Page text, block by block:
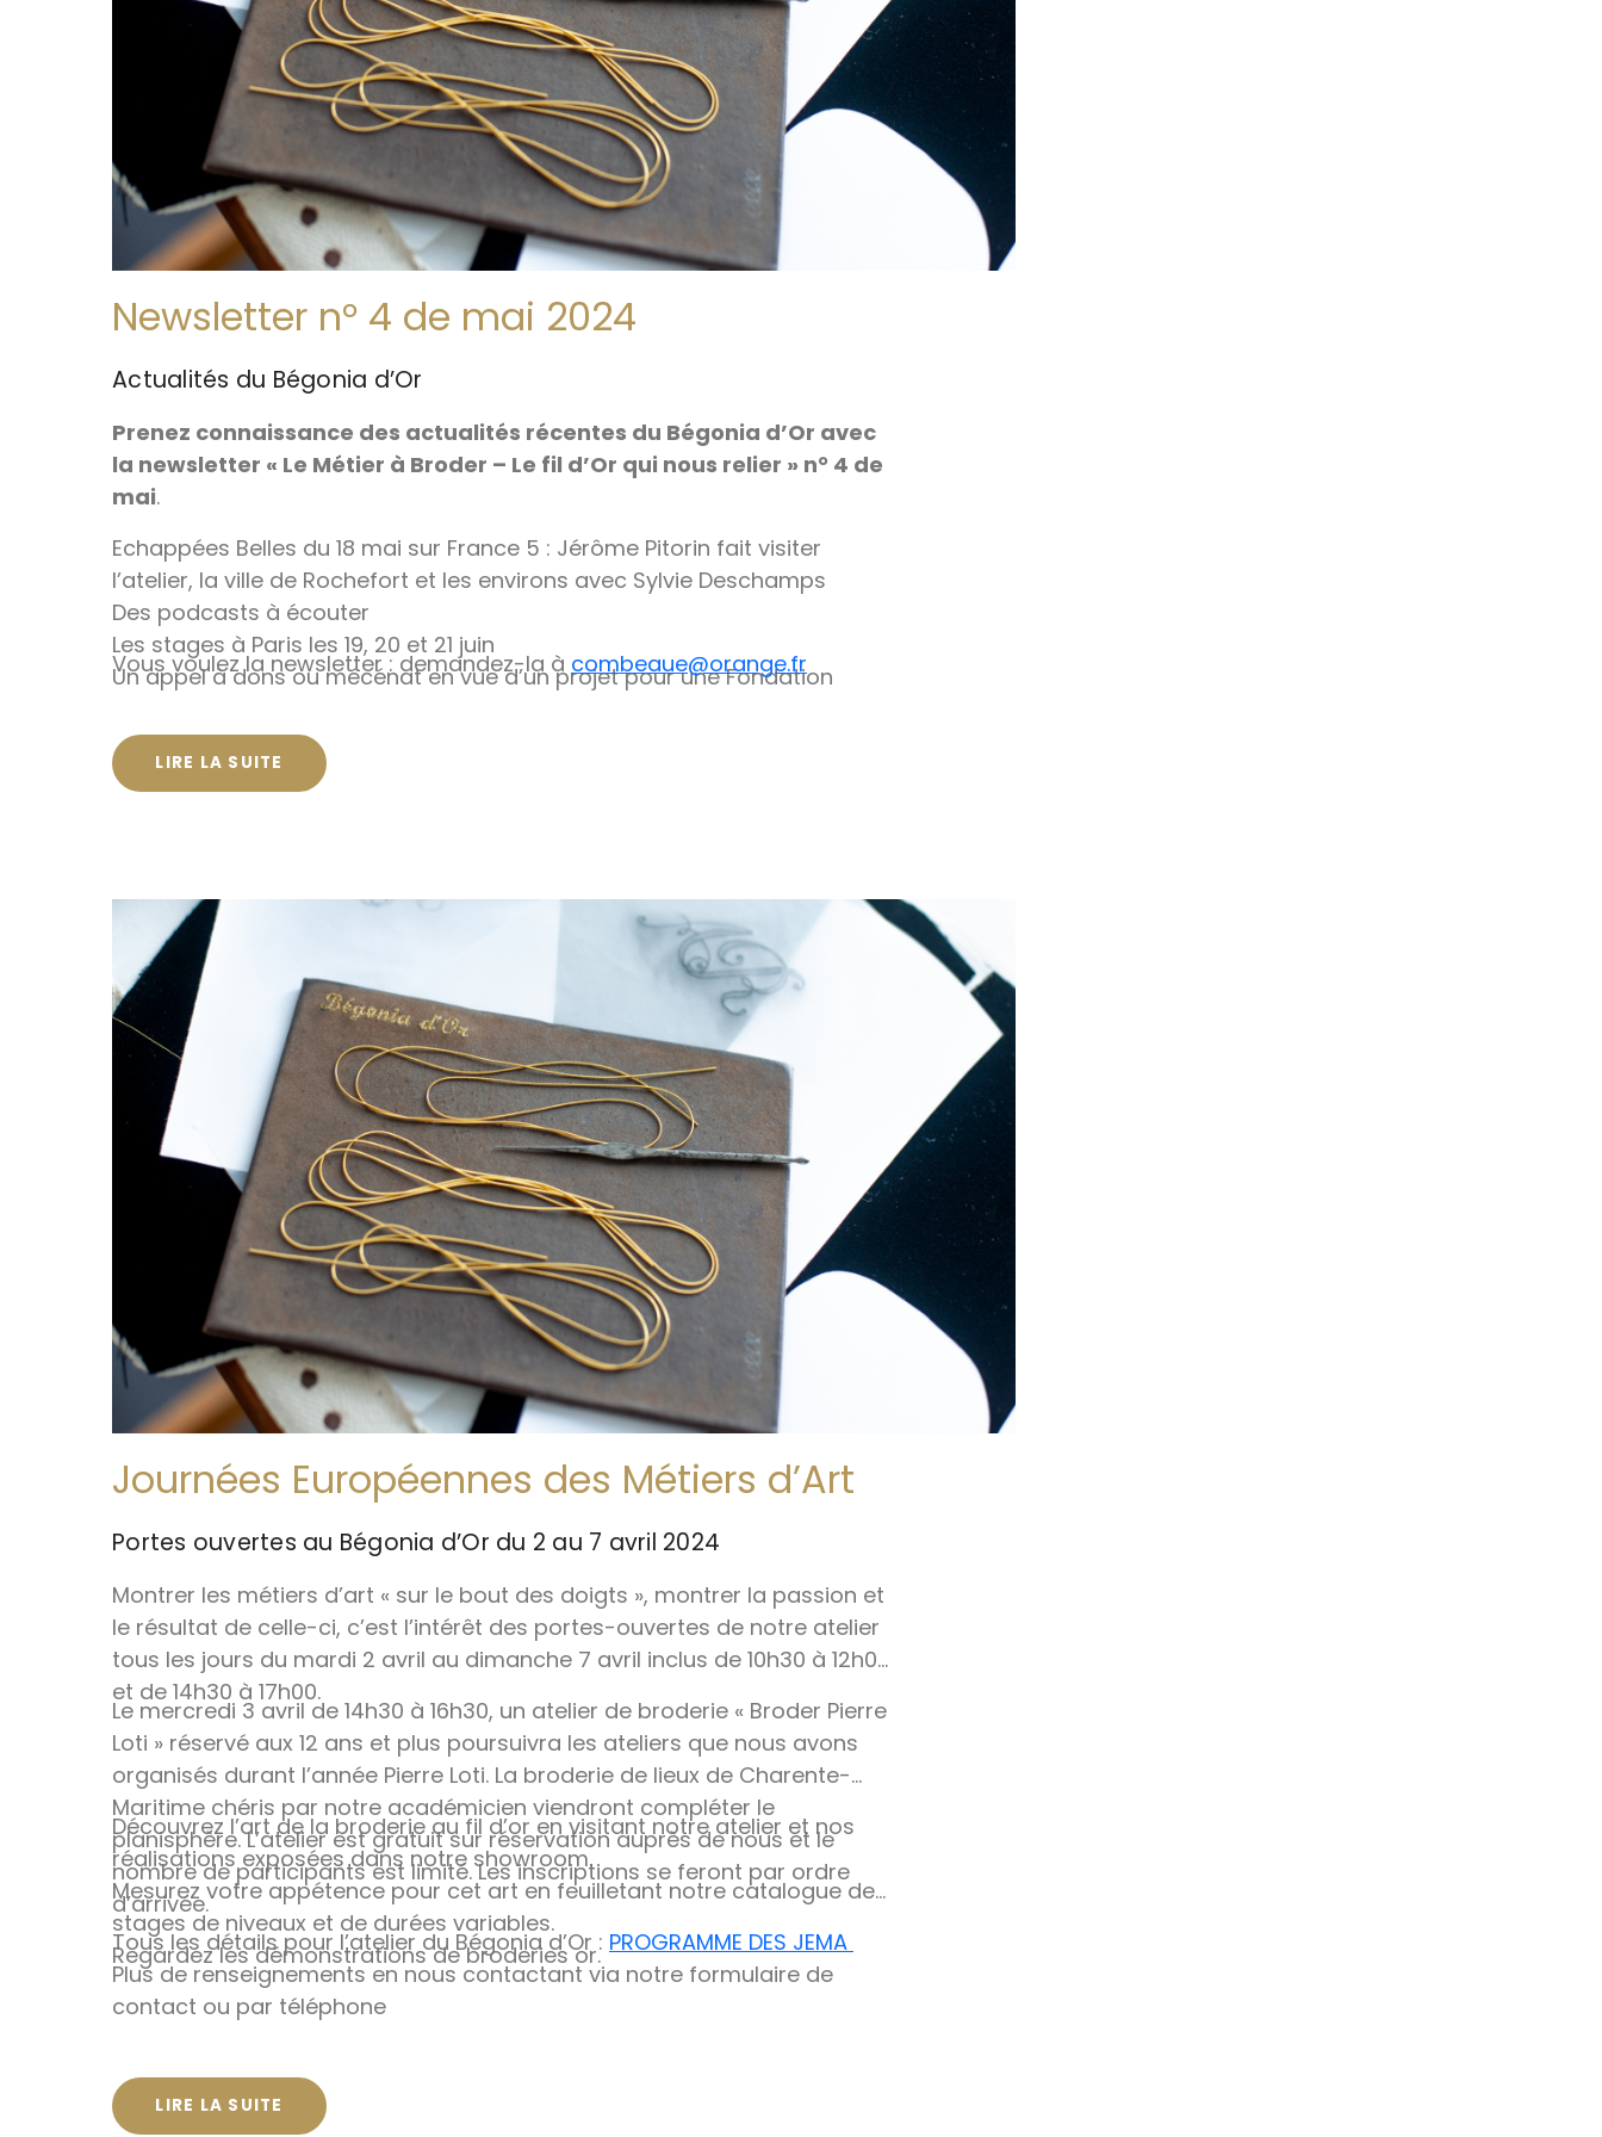
Newsletter n° 4 de mai 2024
Actualités du Bégonia d’Or
Prenez connaissance des actualités récentes du Bégonia d’Or avec
la newsletter « Le Métier à Broder – Le fil d’Or qui nous relier » n° 4 de
mai.
Echappées Belles du 18 mai sur France 5 : Jérôme Pitorin fait visiter
l’atelier, la ville de Rochefort et les environs avec Sylvie Deschamps
Des podcasts à écouter
Les stages à Paris les 19, 20 et 21 juin
Un appel à dons ou mécénat en vue d’un projet pour une Fondation
30 septembre
Et, comme toujours, l’oeuvre d’une de nos stagiaires …
Vous voulez la newsletter : demandez-la à combeaue@orange.fr
LIRE LA SUITE
Journées Européennes des Métiers d’Art
Portes ouvertes au Bégonia d’Or du 2 au 7 avril 2024
Montrer les métiers d’art « sur le bout des doigts », montrer la passion et
le résultat de celle-ci, c’est l’intérêt des portes-ouvertes de notre atelier
tous les jours du mardi 2 avril au dimanche 7 avril inclus de 10h30 à 12h00
et de 14h30 à 17h00.
Le mercredi 3 avril de 14h30 à 16h30, un atelier de broderie « Broder Pierre
Loti » réservé aux 12 ans et plus poursuivra les ateliers que nous avons
organisés durant l’année Pierre Loti. La broderie de lieux de Charente-
Maritime chéris par notre académicien viendront compléter le
planisphère. L’atelier est gratuit sur réservation auprès de nous et le
nombre de participants est limité. Les inscriptions se feront par ordre
d’arrivée.
Découvrez l’art de la broderie au fil d’or en visitant notre atelier et nos
réalisations exposées dans notre showroom.
Mesurez votre appétence pour cet art en feuilletant notre catalogue de
stages de niveaux et de durées variables.
Regardez les démonstrations de broderies or.
Tous les détails pour l’atelier du Bégonia d’Or : PROGRAMME DES JEMA
Plus de renseignements en nous contactant via notre formulaire de
contact ou par téléphone
LIRE LA SUITE